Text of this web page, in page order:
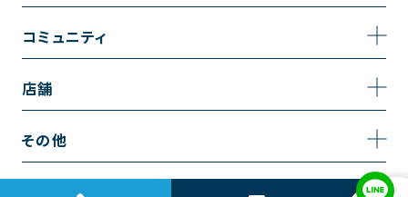
キッチンのリフォーム
リノベーション
内装のリフォーム
水回りのリフォーム
施工事例一覧
お風呂の施工事例
コミュニティ
コミュニティ
お知らせ
店舗
越谷店
その他
お問い合わせ